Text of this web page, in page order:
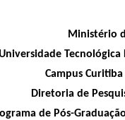
Ministério
Tecnológica
Campus
Diretoria de
de Pós-